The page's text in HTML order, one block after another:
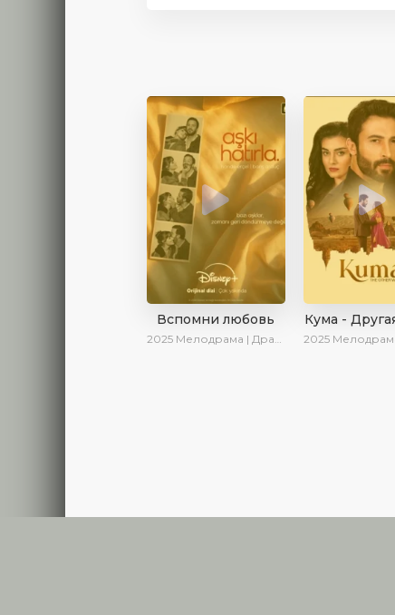
Вспомни любовь
2025 Мелодрама | Драма | Детектив | Комедия | Новинки | Сериалы 2025
Кума -
2025 Мелодрама | Драма |